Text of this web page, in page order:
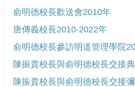
俞明德校長歡送會2010年
唐傳義校長2010-2022年
俞明德校長參訪明道管理學院
陳振貴校長與俞明德校長交接
陳振貴校長與俞明德校長交接